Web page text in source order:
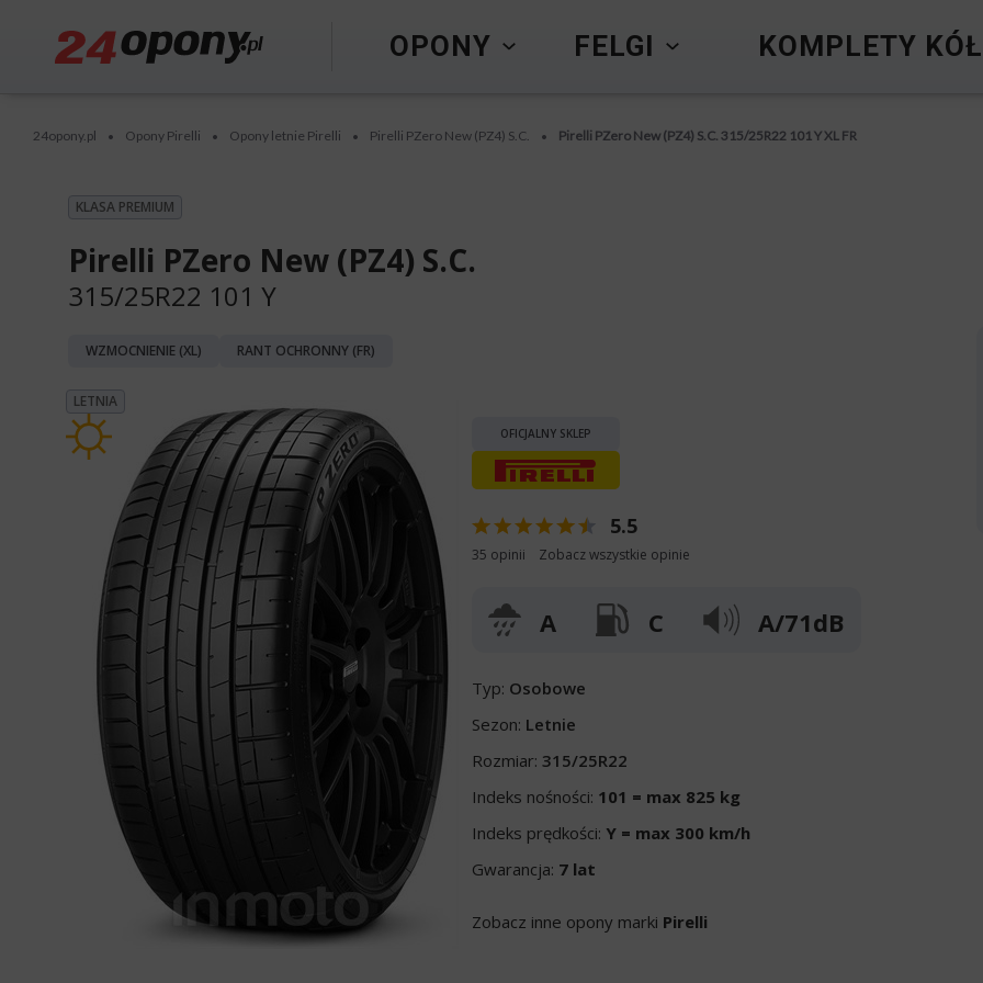
OPONY FELGI KOMPLETY KÓŁ
24opony.pl • Opony Pirelli • Opony letnie Pirelli • Pirelli PZero New (PZ4) S.C. • Pirelli PZero New (PZ4) S.C. 315/25R22 101 Y XL FR
KLASA PREMIUM
Pirelli PZero New (PZ4) S.C.
315/25R22 101 Y
WZMOCNIENIE (XL) RANT OCHRONNY (FR)
LETNIA
OFICJALNY SKLEP
5.5
35 opinii Zobacz wszystkie opinie
A C A/71dB
Typ: Osobowe
Sezon: Letnie
Rozmiar:315/25R22
Indeks nośności: 101 = max 825 kg
Indeks prędkości: Y = max 300 km/h
Gwarancja: 7 lat
Zobacz inne opony marki Pirelli